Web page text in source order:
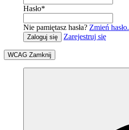
Hasło*
Nie pamiętasz hasła? Zmień hasło.
Zaloguj się Zarejestruj się
WCAG Zamknij